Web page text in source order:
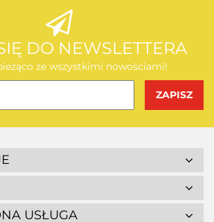
AEG
DO NEWSLETTERA
ze wszystkimi nowościami!
USŁUGA